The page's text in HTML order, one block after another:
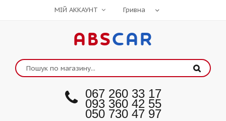
МІЙ АККАУНТ
ABSCAR
067 260 33 17
093 360 42 55
050 730 47 97